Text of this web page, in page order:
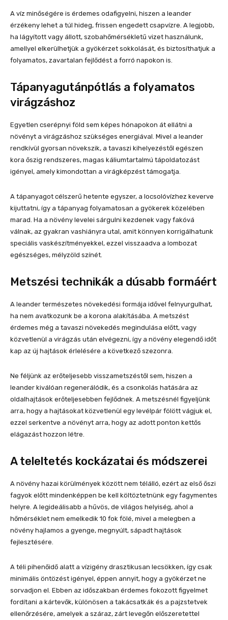
A víz minőségére is érdemes odafigyelni, hiszen a leander
érzékeny lehet a túl hideg, frissen engedett csapvízre. A legjobb,
ha lágyított vagy állott, szobahőmérsékletű vizet használunk,
amellyel elkerülhetjük a gyökérzet sokkolását, és biztosíthatjuk a
folyamatos, zavartalan fejlődést a forró napokon is.
Tápanyagutánpótlás a folyamatos
virágzáshoz
Egyetlen cserépnyi föld sem képes hónapokon át ellátni a
növényt a virágzáshoz szükséges energiával. Mivel a leander
rendkívül gyorsan növekszik, a tavaszi kihelyezéstől egészen
kora őszig rendszeres, magas káliumtartalmú tápoldatozást
igényel, amely kimondottan a virágképzést támogatja.
A tápanyagot célszerű hetente egyszer, a locsolóvízhez keverve
kijuttatni, így a tápanyag folyamatosan a gyökerek közelében
marad. Ha a növény levelei sárgulni kezdenek vagy fakóvá
válnak, az gyakran vashiányra utal, amit könnyen korrigálhatunk
speciális vaskészítményekkel, ezzel visszaadva a lombozat
egészséges, mélyzöld színét.
Metszési technikák a dúsabb formáért
A leander természetes növekedési formája idővel felnyurgulhat,
ha nem avatkozunk be a korona alakításába. A metszést
érdemes még a tavaszi növekedés megindulása előtt, vagy
közvetlenül a virágzás után elvégezni, így a növény elegendő időt
kap az új hajtások érlelésére a következő szezonra.
Ne féljünk az erőteljesebb visszametszéstől sem, hiszen a
leander kiválóan regenerálódik, és a csonkolás hatására az
oldalhajtások erőteljesebben fejlődnek. A metszésnél figyeljünk
arra, hogy a hajtásokat közvetlenül egy levélpár fölött vágjuk el,
ezzel serkentve a növényt arra, hogy az adott ponton kettős
elágazást hozzon létre.
A teleltetés kockázatai és módszerei
A növény hazai körülmények között nem télálló, ezért az első őszi
fagyok előtt mindenképpen be kell költöztetnünk egy fagymentes
helyre. A legideálisabb a hűvös, de világos helyiség, ahol a
hőmérséklet nem emelkedik 10 fok fölé, mivel a melegben a
növény hajlamos a gyenge, megnyúlt, sápadt hajtások
fejlesztésére.
A téli pihenőidő alatt a vízigény drasztikusan lecsökken, így csak
minimális öntözést igényel, éppen annyit, hogy a gyökérzet ne
sorvadjon el. Ebben az időszakban érdemes fokozott figyelmet
fordítani a kártevők, különösen a takácsatkák és a pajzstetvek
ellenőrzésére, amelyek a száraz, zárt levegőn előszeretettel